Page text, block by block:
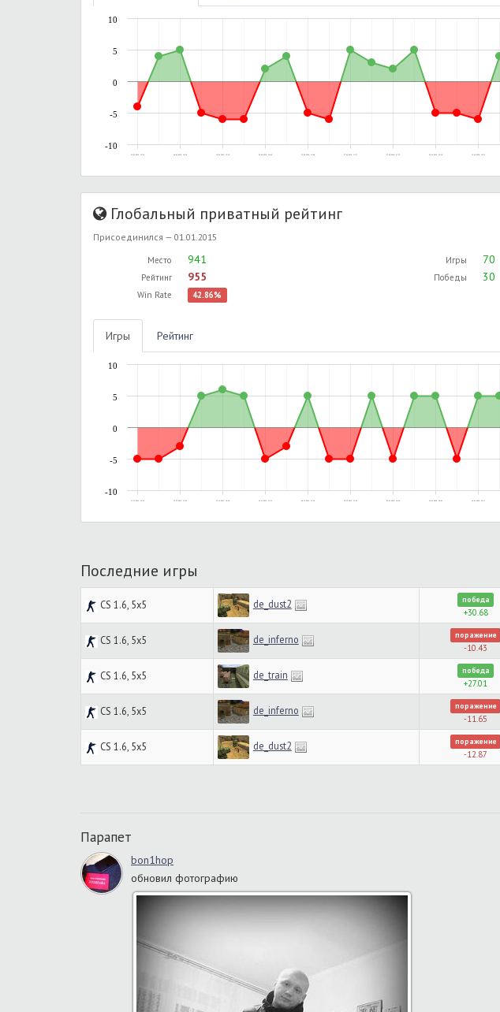
16.02.2016, 16:19 24.02.2016, 16:10 10.03.2016, 12:16 20.09.2016, 18:02 25.09.2016, 11:48 27.09.2016, 15:37 27.09.2016, 17:55 02.10.2016, 19:34 13.10.2016, 16:15
-10
-5
0
5
10
Глобальный приватный рейтинг
Присоединился — 01.01.2015
Место 941
Рейтинг 955
Win Rate 42.86%
Игры 70
Победы 30
Игры Рейтинг
13.12.2015, 22:52 15.12.2015, 12:03 15.12.2015, 14:39 16.12.2015, 21:12 28.12.2015, 15:36 30.12.2015, 15:52 05.01.2016, 14:56 14.01.2016, 18:43 14.01.2016, 20:37
-10
-5
0
5
10
Последние игры
CS 1.6, 5x5 de_dust2 победа
+30.68
CS 1.6, 5x5 de_inferno поражение
-10.43
CS 1.6, 5x5 de_train победа
+27.01
CS 1.6, 5x5 de_inferno поражение
-11.65
CS 1.6, 5x5 de_dust2 поражение
-12.87
Парапет
bon1hop
обновил фотографию